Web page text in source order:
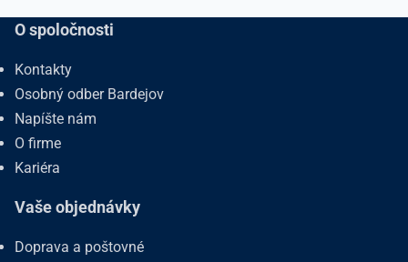
O spoločnosti
Kontakty
Osobný odber Bardejov
Napíšte nám
O firme
Kariéra
Vaše objednávky
Doprava a poštovné